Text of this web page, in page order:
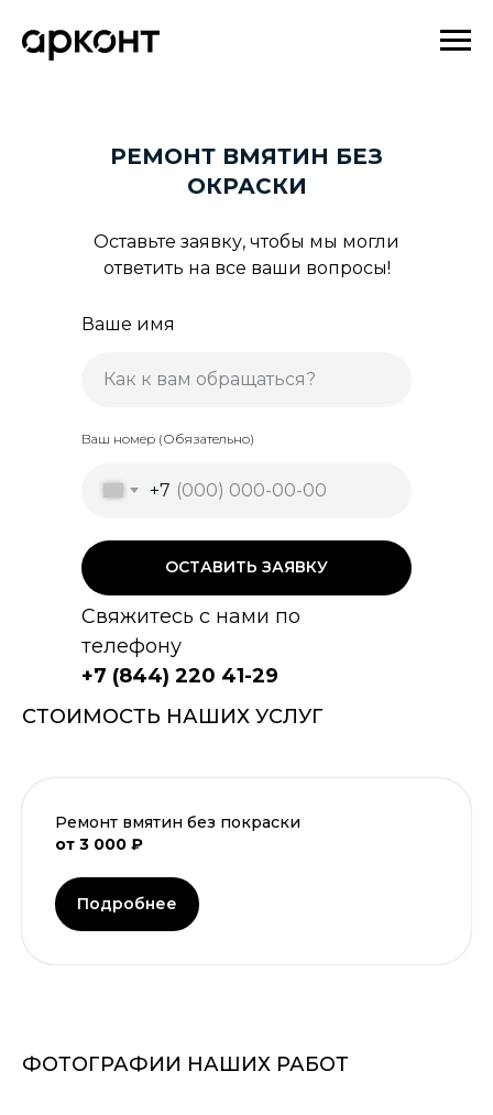
РЕМОНТ ВМЯТИН БЕЗ
ОКРАСКИ
Оставьте заявку, чтобы мы могли
ответить на все ваши вопросы!
Ваше имя
Ваш номер (Обязательно)
+7
ОСТАВИТЬ ЗАЯВКУ
Свяжитесь с нами по
телефону
+7 (844) 220 41-29
СТОИМОСТЬ НАШИХ УСЛУГ
Ремонт вмятин без покраски
от 3 000 ₽
Подробнее
ФОТОГРАФИИ НАШИХ РАБОТ